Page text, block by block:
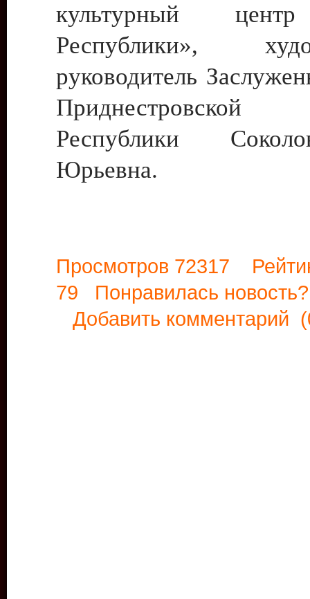
культурный
Республики»,
руководитель
Приднестровской
Республики
Юрьевна.
Просмотров 72317
79 Понравилась
Добавить комментарий